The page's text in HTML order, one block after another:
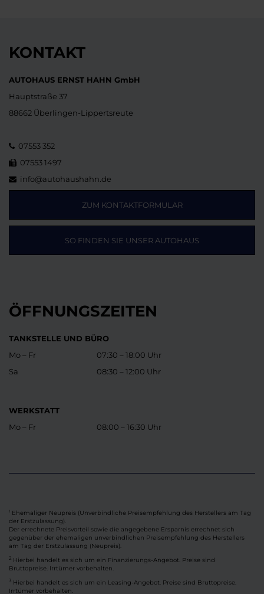
KONTAKT
AUTOHAUS ERNST HAHN GmbH
Hauptstraße 37
88662 Überlingen-Lippertsreute
07553 352
07553 1497
info@autohaushahn.de
ZUM KONTAKTFORMULAR
SO FINDEN SIE UNSER AUTOHAUS
ÖFFNUNGSZEITEN
TANKSTELLE UND BÜRO
Mo – Fr
Sa
07:30 – 18:00 Uhr
08:30 – 12:00 Uhr
WERKSTATT
Mo – Fr
08:00 – 16:30 Uhr
Ehemaliger Neupreis (Unverbindliche Preisempfehlung des Herstellers am Tag
der Erstzulassung).
Der errechnete Preisvorteil sowie die angegebene Ersparnis errechnet sich
gegenüber der ehemaligen unverbindlichen Preisempfehlung des Herstellers
am Tag der Erstzulassung (Neupreis).
2 Hierbei handelt es sich um ein Finanzierungs-Angebot. Preise sind
Bruttopreise. Irrtümer vorbehalten.
3 Hierbei handelt es sich um ein Leasing-Angebot. Preise sind Bruttopreise.
Irrtümer vorbehalten.